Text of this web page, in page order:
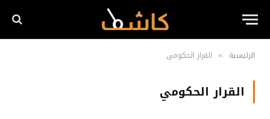
الرئيسية » القرار الحكومي
القرار الحكومي